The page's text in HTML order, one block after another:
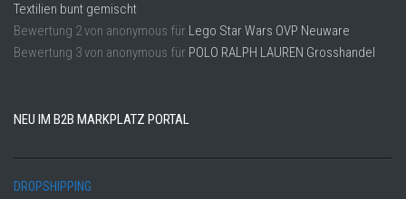
Textilien bunt gemischt
Bewertung 2von anonymous für Lego Star Wars OVP Neuware
Bewertung 3von anonymous für POLO RALPH LAUREN Grosshandel
NEU IM B2B MARKPLATZ PORTAL
DROPSHIPPING